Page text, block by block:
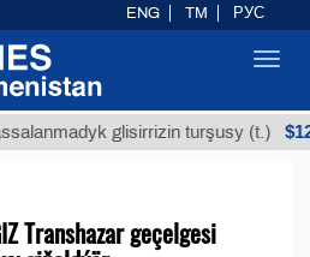
glisirrizin turşusy (t.) $12935,18
Transhazar geçelgesi
ENG TM РУС